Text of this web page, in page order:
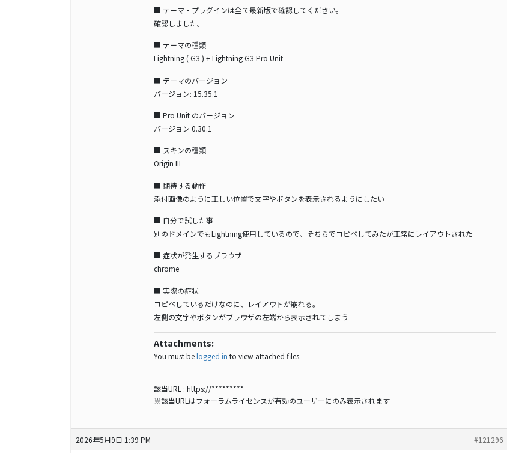
■ テーマ・プラグインは全て最新版で確認してください。
確認しました。
■ テーマの種類
Lightning ( G3 ) + Lightning G3 Pro Unit
■ テーマのバージョン
バージョン: 15.35.1
■ Pro Unit のバージョン
バージョン 0.30.1
■ スキンの種類
Origin III
■ 期待する動作
添付画像のように正しい位置で文字やボタンを表示されるようにしたい
■ 自分で試した事
別のドメインでもLightning使用しているので、そちらでコピペしてみたが正常にレイアウトされた
■ 症状が発生するブラウザ
chrome
■ 実際の症状
コピペしているだけなのに、レイアウトが崩れる。
左側の文字やボタンがブラウザの左端から表示されてしまう
Attachments:
You must belogged in to view attached files.
該当URL : https://*********
※該当URLはフォーラムライセンスが有効のユーザーにのみ表示されます
2026年5月9日 1:39 PM #121296